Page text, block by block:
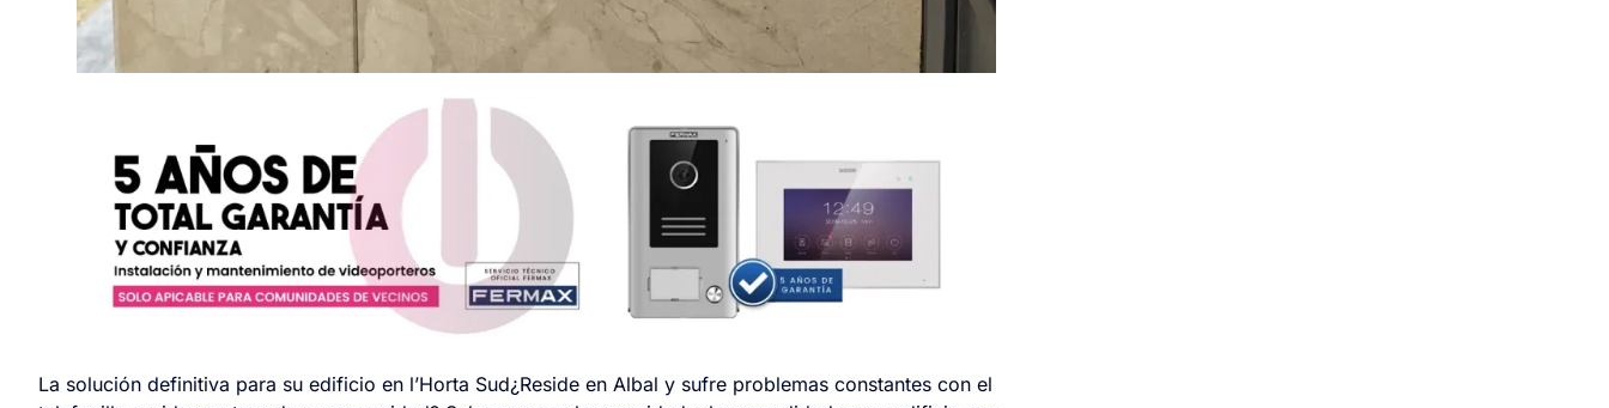
La solución definitiva para su edificio en l’Horta Sud¿Reside en Albal y sufre problemas constantes con el telefonillo o videoportero de su comunidad? Sabemos que la seguridad y la comodidad en su edificio son prioridades indiscutibles, y un sistema de comunicación defectuoso puede comprometer ambos aspectos de forma significativa. En Video Electric entendemos la profunda frustración que genera no poder abrir la puerta desde su vivienda, recibir visitas sin previo aviso por fallos de llamada intermitentes o lidiar con imágenes borrosas e incomprensibles en su monitor. Por ello, ofrecemos una atención técnica especializada, resolutiva y ultrarrápida diseñada específicamente para cubrir las exigentes necesidades de las comunidades de vecinos, administradores de fincas y viviendas unifamiliares de esta dinámica zona de la provincia de Valencia.Como especialistas de élite con décadas de experiencia acumulada en el sector de las telecomunicaciones residenciales, nuestro compromiso inquebrantable es restaurar la normalidad en el acceso a su propiedad en el menor tiempo posible. No deje que una avería técnica prolongada afecte la inviolabilidad de su hogar o bloquee la dinámica diaria de su negocio local. Con nuestro equipo de técnicos certificados a su entera disposición, garantizamos diagnósticos electrónicos precisos, intervenciones mecánicas impecables y la total tranquilidad de dejar la tecnología de control de accesos en manos de verdaderos profesionales. Siga leyendo para descubrir con detalle cómo transformamos y aseguramos la comunicación de su edificio utilizando los estándares de calidad más altos y rigurosos del mercado actual.Ventajas de contratar nuestro servicio tecnico fermax en albalEn el municipio de Albal, al igual que en muchas otras localidades vecinas, nos encontramos con un parque de viviendas extraordinariamente diverso, combinando edificaciones de muy reciente construcción con bloques históricos robustos en el centro de la población. Estas construcciones más antiguas a menudo albergan instalaciones de porteros electrónicos analógicos de 4+N o 5 hilos que han soportado heroicamente el paso de los años, pero que ahora presentan deficiencias críticas por la degradación natural del cobre, empalmes sulfatados y el desgaste mecánico de las placas de calle. Al elegirnos, su comunidad se asegura de contar con expertos que conocen a la perfección las entrañas arquitectónicas y de cableado de estos edificios, lo que nos permite aislar y resolver los clásicos problemas de interferencias cruzadas y caídas de tensión de manera quirúrgica, sin destruir las paredes ni los conductos originales.Además de la antigüedad de los inmuebles, el clima característico de nuestra región mediterránea, marcado por una altísima humedad ambiental nocturna y fluctuaciones térmicas muy acusadas a lo largo del año, actúa como un agente corrosivo implacable sobre todos los componentes electrónicos que se encuentran expuestos en el exterior. Las placas de calle de los zaguanes sufren de rápida oxidación en las botoneras, peligrosas filtraciones en los delicados grupos fónicos e incluso molesta condensación cristalizada en los telecámaras, fallos que exigen un mantenimiento preventivo y correctivo de muy alto nivel. Nuestra capacidad de respuesta inmediata en Albal nos permite atajar estos problemas inducidos por las inclemencias meteorológicas antes de que inutilicen por completo todo el sistema vertical, aplicando sellados profesionales dieléctricos y sustituyendo única y exclusivamente los módulos afectados para evitar gastos superfluos e injustificados a las comunidades.Por último, y no menos importante, las frecuentes fluctuaciones, picos de tensión y microcortes en la red eléctrica urbana local pueden causar verdaderos estragos en las sensibles fuentes de alimentación perimetrales y en los delicados circuitos integrados de las placas base de los monitores de interior. Nuestra mayor ventaja competitiva en el sector radica en nuestra capacidad de realizar profundos diagnósticos electrónicos avanzados in situ, identificando de forma inmediata los fallos de sobretensión y estabilizando el sistema mediante protectores de línea. Comprendemos perfectamente la inmensa urgencia que supone para una familia estar incomunicada, por lo que nuestras modernas unidades móviles están provistas del stock necesario para solventar estos críticos contratiempos eléctricos el mismo día de la incidencia, restableciendo la comunicación fluida y segura entre la calle y su hogar sin demoras ni excusas.Averías más comunes en sistemas Fermax y cómo las solucionamosUno de los problemas técnicos más reportados en los sistemas de comunicación de los edificios residenciales son los continuos fallos de audio y fonía bidireccional. Es enormemente habitual que los vecinos se quejen amargamente de que no escuchan a quien llama desde el exterior, que el volumen general del timbre es demasiado bajo e imperceptible, o que se producen espantosos acoples y zumbidos electromagnéticos al descolgar el telefonillo en el interior del piso. Estas anomalías suelen deberse a fallos en el módulo amplificador de la placa de calle principal, altavoces rasgados o deteriorados en los terminales de cada vivienda, o cables pelados en las montantes que generan derivaciones indeseadas. Nuestros técnicos especialistas proceden a medir milimétricamente la impedancia acústica y la tensión de línea en los terminales afectados, ajustando los potenciómetros de la placa matriz o sustituyendo los grupos fónicos averiados por recambios oficiales que devuelven la nitidez y claridad cristalina original al sonido.Por otro lado, cuando hablamos de videoporteros, la pérdida repentina de imagen, las desesperantes pantallas en azul estático o la recepción de transmisiones de video en un granulado blanco y negro (cuando el sistema original es a color) son motivos extremadamente frecuentes de asistencia urgente. Estos fallos críticos, que anulan instantáneamente la principal y más valiosa ventaja de seguridad visual del videoportero, suelen originarse por problemas graves en la cámara de vigilancia (telecámara) de la placa exterior, distribuidores de video defectuosos ocultos en los registros de los rellanos o degradación severa de la señal analógica en tiradas de cable excesivamente largas. Para solucionarlo de raíz, empleamos costosos osciloscopios y medidores de señal de video IP, recalibrando meticulosamente la distribución del cable coaxial o de los pares trenzados, e instalando regeneradores de señal activos o nuevas cámaras de visión nocturna gran angular que garantizan una visión absolutamente perfecta y detallada de quien se encuentra llamando.Finalmente, las averías relacionadas directamente con las fuentes de alimentación centralizadas y la compleja maniobra eléctrica del abrepuertas son consideradas por nuestro equipo como urgencias operativas de primer orden. Cuando la fuente de alimentación falla, ya sea por un violento cortocircuito o por el natural agotamiento de sus condensadores internos, el sistema entero colapsa, impidiendo a todo el bloque realizar llamadas, encender monitores o liberar la cerradura eléctrica. Si el problema reside en el relé de apertura desgastado o en la propia cerradura mecánica de la puerta del zaguán, el riesgo de que el edificio quede vulnerable a intrusos o completamente bloqueado es alarmantemente alto. Intervenimos con celeridad sustituyendo las obsoletas fuentes de alimentación DIN por modelos de última generación de alta eficiencia energética, reemplazando cerraderos eléctricos atascados por versiones dinámicas de muy bajo consumo e instalando barreras de protección contra cortocircuitos en cascada que prolongan exponencialmente la vida útil operativa de toda la instalación de la comunidad.¿Por qué somos la mejor opción oficial en la zona?Uso estricto de recambios originales y certificados: Como verdaderos expertos homologados, garantizamos absolutamente que cada placa de calle, monitor VDS, alimentador conmutado o cable de datos utilizado en nuestras intervenciones proviene directamente y sin intermediarios de la cadena de suministro oficial. Esto asegura una compatibilidad electrónica absoluta, evita desastrosos fallos por imitaciones baratas y alarga la vida útil de la reparación durante décadas sin incidencias.Tiempos de respuesta inigualables para urgencias críticas: Entendemos perfectamente que una comunidad de vecinos sin un control de acceso seguro es un problema crítico que no puede esperar días. Disponemos de eficientes unidades móviles desplegadas estratégicamente cerca de L’Horta Sud, lo que nos permite presentarnos físicamente en su edificio de Albal en tiempo récord, armados con el instrumental avanzado y los repuestos necesarios para solucionar más del 90% de las averías severas en la primera y única visita.Técnicos altamente cualificados y en constante formación continua: Nuestro personal de campo no solo atesora años de invaluable experiencia práctica en la resolución de problemas de sistemas analógicos 4+N tradicionales, sino que domina a la absoluta perfección los complejos y modernos sistemas digitales MDS y la revolucionaria arquitectura DUOX Plus de dos hilos no polarizados, asegurando diagnósticos precisos, rápidos y certeros sea cual sea la generación tecnológica de su equipo actual.Garantía integral por escrito y transparencia total en los presupuestos: Actuamos siempre con una ética profesional intachable y total honestidad técnica hacia los administradores de fincas, mantenedores y presidentes de comunidades. Entregamos presupuestos detallados, desglosados y comprensibles antes de iniciar cualquier tipo de intervención, separando claramente materiales y mano de obra, y ofrecemos una muy sólida garantía post-servicio en todas nuestras reparaciones puntuales e instalaciones arquitectónicas completas.Actualización a tecnología DUOX y videoporteros WiFi sin obrasDar el salto cualitativo a la última y más avanzada tecnología en